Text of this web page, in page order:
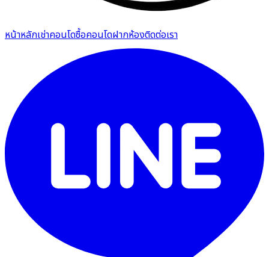
หน้าหลักเช่าคอนโดซื้อคอนโดฝากห้องติดต่อเรา